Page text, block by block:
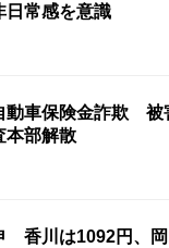
常感を意識
動車保険金詐欺 被
本部解散
香川は1092円、